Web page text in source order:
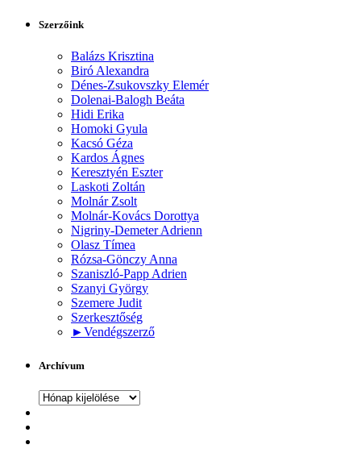
Szerzőink
Balázs Krisztina
Biró Alexandra
Dénes-Zsukovszky Elemér
Dolenai-Balogh Beáta
Hidi Erika
Homoki Gyula
Kacsó Géza
Kardos Ágnes
Keresztyén Eszter
Laskoti Zoltán
Molnár Zsolt
Molnár-Kovács Dorottya
Nigriny-Demeter Adrienn
Olasz Tímea
Rózsa-Gönczy Anna
Szaniszló-Papp Adrien
Szanyi György
Szemere Judit
Szerkesztőség
►Vendégszerző
Archívum
Archívum